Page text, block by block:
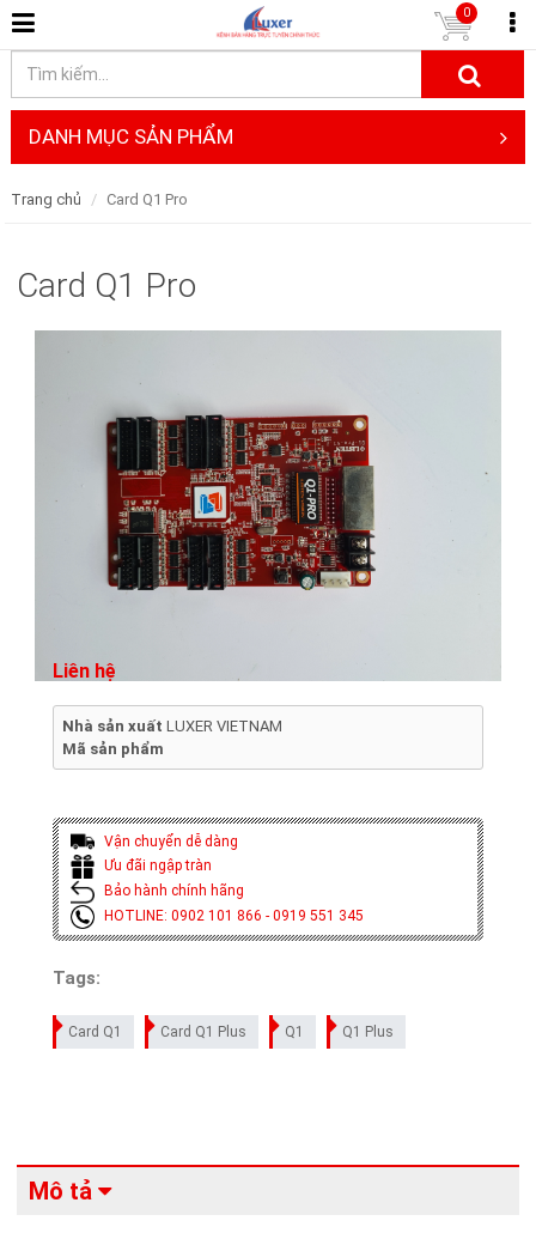
0
DANH MỤC SẢN PHẨM
Trang chủ Card Q1 Pro
Card Q1 Pro
Liên hệ
Nhà sản xuất LUXER VIETNAM
Mã sản phẩm
Vận chuyển dễ dàng
Ưu đãi ngập tràn
Bảo hành chính hãng
HOTLINE: 0902 101 866 - 0919 551 345
Tags:
Card Q1 Card Q1 Plus Q1 Q1 Plus
Mô tả